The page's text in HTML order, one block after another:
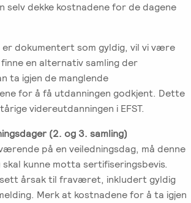
selv dekke kostnadene for de dagene
dokumentert som gyldig, vil vi være
en alternativ samling der
ta igjen de manglende
for å få utdanningen godkjent. Dette
videreutdanningen i EFST.
(2. og 3. samling)
på en veiledningsdag, må denne
kunne motta sertifiseringsbevis.
årsak til fraværet, inkludert gyldig
Merk at kostnadene for å ta igjen